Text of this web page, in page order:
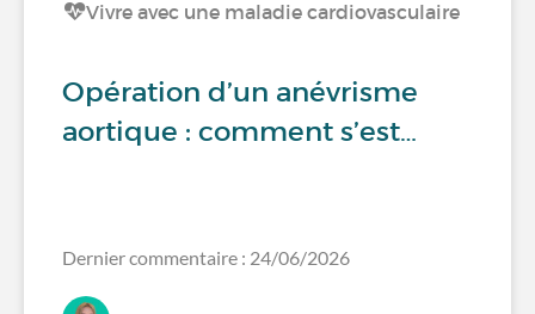
Vivre avec une maladie cardiovasculaire
Opération d’un anévrisme
aortique : comment s’est…
Dernier commentaire : 24/06/2026